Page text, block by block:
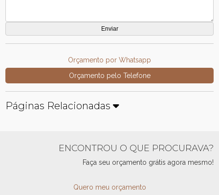
Orçamento por Whatsapp
Orçamento pelo Telefone
Páginas Relacionadas
ENCONTROU O QUE PROCURAVA?
Faça seu orçamento grátis agora mesmo!
Quero meu orçamento